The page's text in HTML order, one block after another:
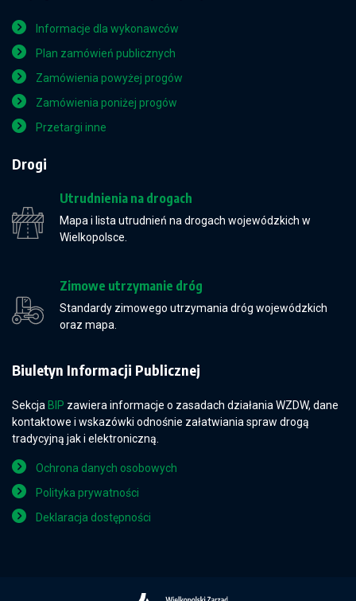
Informacje dla wykonawców
Plan zamówień publicznych
Zamówienia powyżej progów
Zamówienia poniżej progów
Przetargi inne
Drogi
Utrudnienia na drogach
Mapa i lista utrudnień na drogach wojewódzkich w
Wielkopolsce.
Zimowe utrzymanie dróg
Standardy zimowego utrzymania dróg wojewódzkich
oraz mapa.
Biuletyn Informacji Publicznej
Sekcja BIP zawiera informacje o zasadach działania WZDW, dane
kontaktowe i wskazówki odnośnie załatwiania spraw drogą
tradycyjną jak i elektroniczną.
Ochrona danych osobowych
Polityka prywatności
Deklaracja dostępności